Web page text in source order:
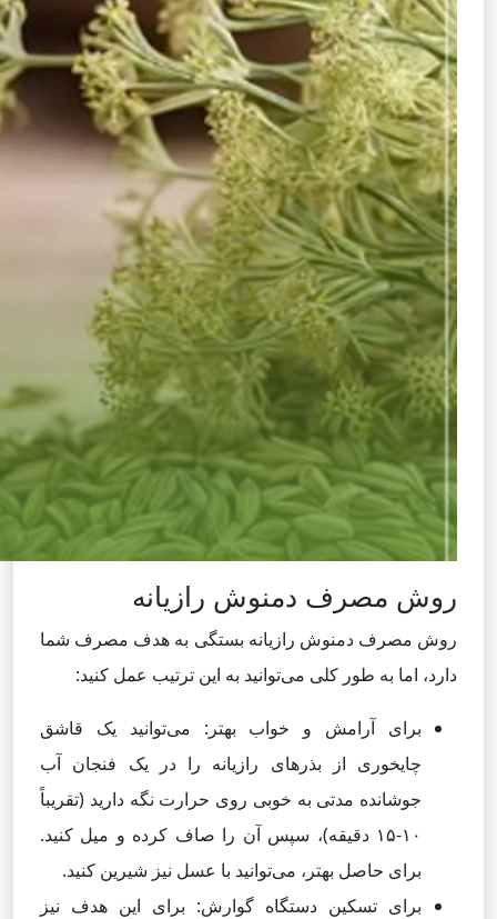
روش‌ مصرف دمنوش رازیانه
روش مصرف دمنوش رازیانه بستگی به هدف مصرف شما
دارد، اما به طور کلی می‌توانید به این ترتیب عمل کنید:
برای آرامش و خواب بهتر: می‌توانید یک قاشق
چایخوری از بذرهای رازیانه را در یک فنجان آب
جوشانده مدتی به خوبی روی حرارت نگه دارید (تقریباً
۱۰-۱۵ دقیقه)، سپس آن را صاف کرده و میل کنید.
برای حاصل بهتر، می‌توانید با عسل نیز شیرین کنید.
برای تسکین دستگاه گوارش: برای این هدف نیز